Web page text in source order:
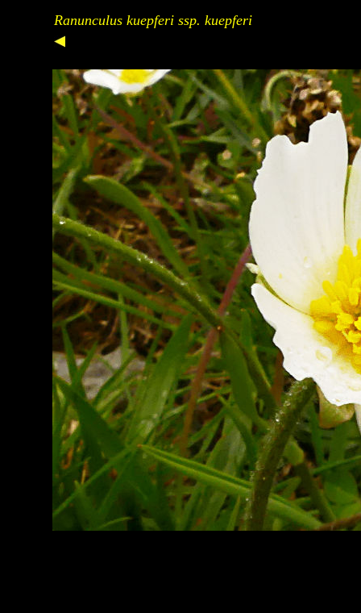
Ranunculus kuepferi ssp. kuepferi